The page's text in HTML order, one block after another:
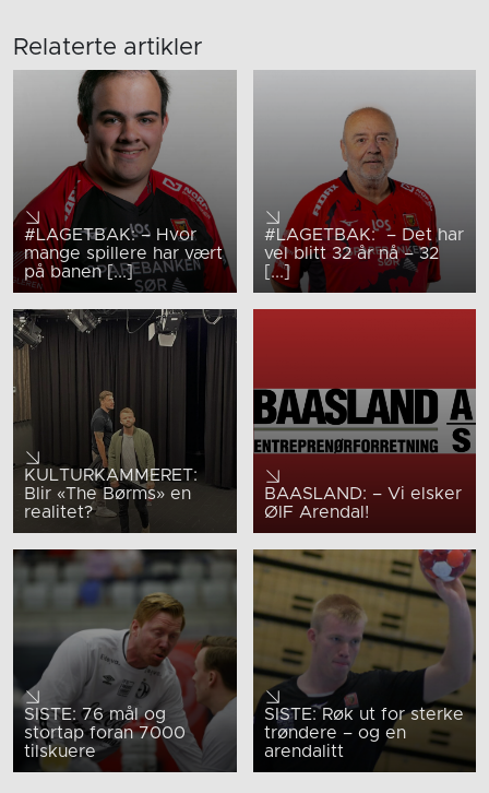
Relaterte artikler
#LAGETBAK: – Hvor
mange spillere har vært
på banen [...]
#LAGETBAK: – Det har
vel blitt 32 år nå – 32
[...]
KULTURKAMMERET:
Blir «The Børms» en
realitet?
BAASLAND: – Vi elsker
ØIF Arendal!
SISTE: 76 mål og
stortap foran 7000
tilskuere
SISTE: Røk ut for sterke
trøndere – og en
arendalitt